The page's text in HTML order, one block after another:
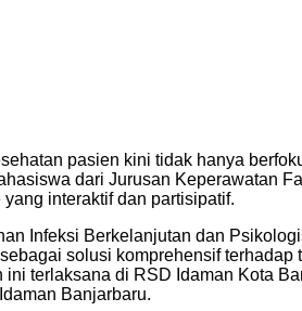
pasien kini tidak hanya
dari Jurusan Keperawatan
interaktif dan partisipatif.
Infeksi Berkelanjutan dan
solusi komprehensif
ini terlaksana di RSD Idaman Kota
Banjarbaru.